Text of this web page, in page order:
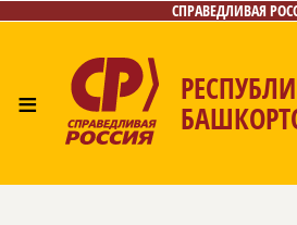
СПРАВЕДЛИВАЯ
≡